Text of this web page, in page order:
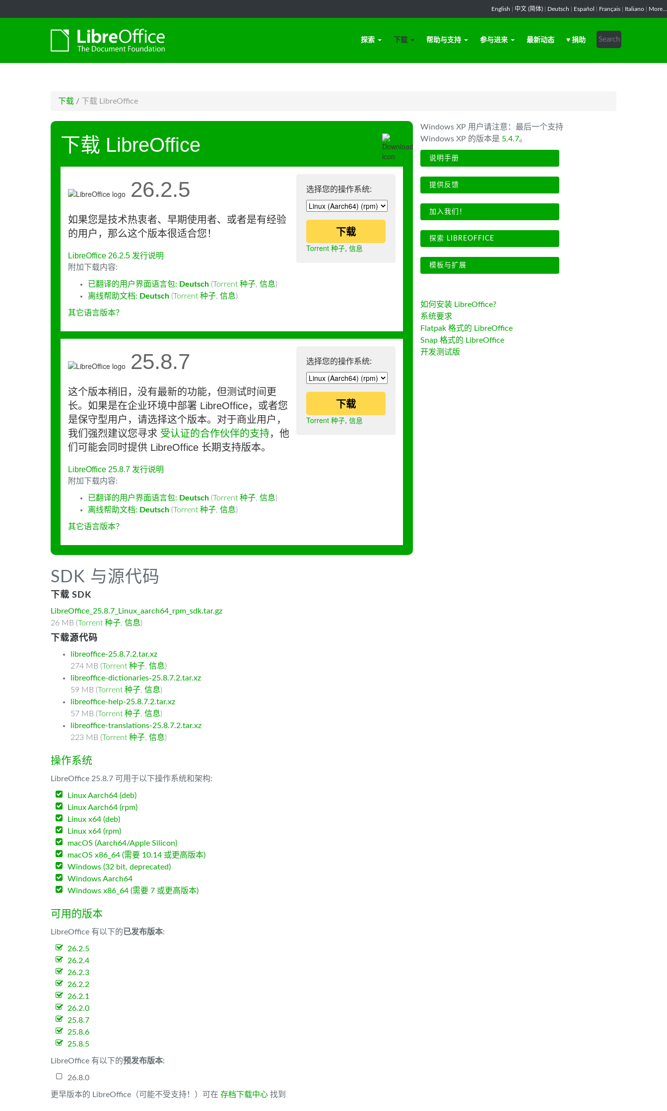
English 中文 (简体) Deutsch Español Français Italiano More...
探索 下载 帮助与支持 参与进来 最新动态 ♥ 捐助
下载 / 下载 LibreOffice
下载 LibreOffice
选择您的操作系统:
下载
Torrent 种子, 信息
26.2.5
如果您是技术热衷者、早期使用者、或者是有经验
的用户，那么这个版本很适合您！
LibreOffice 26.2.5 发行说明
附加下载内容:
已翻译的用户界面语言包: Deutsch (Torrent 种子, 信息)
离线帮助文档: Deutsch (Torrent 种子, 信息)
其它语言版本？
选择您的操作系统:
下载
Torrent 种子, 信息
25.8.7
这个版本稍旧，没有最新的功能，但测试时间更
长。如果是在企业环境中部署 LibreOffice，或者您
是保守型用户，请选择这个版本。对于商业用户，
我们强烈建议您寻求 受认证的合作伙伴的支持，他
们可能会同时提供 LibreOffice 长期支持版本。
LibreOffice 25.8.7 发行说明
附加下载内容:
已翻译的用户界面语言包: Deutsch (Torrent 种子, 信息)
离线帮助文档: Deutsch (Torrent 种子, 信息)
其它语言版本？
SDK 与源代码
下载 SDK
LibreOffice_25.8.7_Linux_aarch64_rpm_sdk.tar.gz
26 MB (Torrent 种子, 信息)
下载源代码
libreoffice-25.8.7.2.tar.xz
274 MB (Torrent 种子, 信息)
libreoffice-dictionaries-25.8.7.2.tar.xz
59 MB (Torrent 种子, 信息)
libreoffice-help-25.8.7.2.tar.xz
57 MB (Torrent 种子, 信息)
libreoffice-translations-25.8.7.2.tar.xz
223 MB (Torrent 种子, 信息)
操作系统
LibreOffice 25.8.7 可用于以下操作系统和架构:
Linux Aarch64 (deb)
Linux Aarch64 (rpm)
Linux x64 (deb)
Linux x64 (rpm)
macOS (Aarch64/Apple Silicon)
macOS x86_64 (需要 10.14 或更高版本)
Windows (32 bit, deprecated)
Windows Aarch64
Windows x86_64 (需要 7 或更高版本)
可用的版本
LibreOffice 有以下的已发布版本:
26.2.5
26.2.4
26.2.3
26.2.2
26.2.1
26.2.0
25.8.7
25.8.6
25.8.5
LibreOffice 有以下的预发布版本:
26.8.0
更早版本的 LibreOffice（可能不受支持！）可在 存档下载中心 找到
Windows XP 用户请注意：最后一个支持
Windows XP 的版本是 5.4.7。
说明手册
提供反馈
加入我们！
探索 LIBREOFFICE
模板与扩展
如何安装 LibreOffice?
系统要求
Flatpak 格式的 LibreOffice
Snap 格式的 LibreOffice
开发测试版